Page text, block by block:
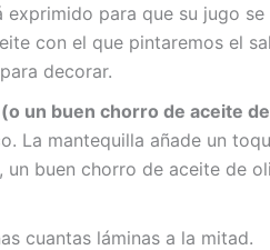
exprimido para que su jugo
con el que pintaremos el
decorar.
un buen chorro de aceite
La mantequilla añade un
un buen chorro de aceite de
cuantas láminas a la mitad.